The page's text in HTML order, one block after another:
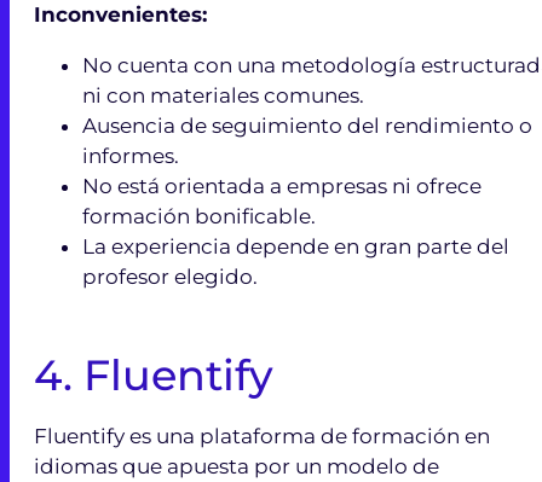
Inconvenientes:
No cuenta con una metodología
ni con materiales comunes.
Ausencia de seguimiento del rendimiento o
informes.
No está orientada a empresas ni ofrece
formación bonificable.
La experiencia depende en gran parte del
profesor elegido.
4. Fluentify
Fluentify es una plataforma de formación en
idiomas que apuesta por un modelo de